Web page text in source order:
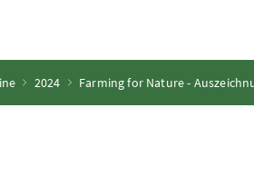
2024 Farming for Nature -